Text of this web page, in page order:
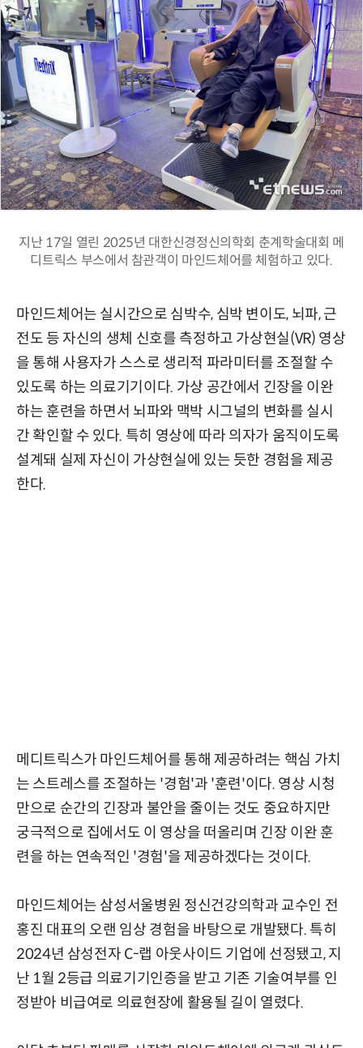
지난 17일 열린 2025년 대한신경정신의학회 춘계학술대회 메
디트릭스 부스에서 참관객이 마인드체어를 체험하고 있다.
마인드체어는 실시간으로 심박수, 심박 변이도, 뇌파, 근
전도 등 자신의 생체 신호를 측정하고 가상현실(VR) 영상
을 통해 사용자가 스스로 생리적 파라미터를 조절할 수
있도록 하는 의료기기이다. 가상 공간에서 긴장을 이완
하는 훈련을 하면서 뇌파와 맥박 시그널의 변화를 실시
간 확인할 수 있다. 특히 영상에 따라 의자가 움직이도록
설계돼 실제 자신이 가상현실에 있는 듯한 경험을 제공
한다.
메디트릭스가 마인드체어를 통해 제공하려는 핵심 가치
는 스트레스를 조절하는 '경험'과 '훈련'이다. 영상 시청
만으로 순간의 긴장과 불안을 줄이는 것도 중요하지만
궁극적으로 집에서도 이 영상을 떠올리며 긴장 이완 훈
련을 하는 연속적인 '경험'을 제공하겠다는 것이다.
마인드체어는 삼성서울병원 정신건강의학과 교수인 전
홍진 대표의 오랜 임상 경험을 바탕으로 개발됐다. 특히
2024년 삼성전자 C-랩 아웃사이드 기업에 선정됐고, 지
난 1월 2등급 의료기기인증을 받고 기존 기술여부를 인
정받아 비급여로 의료현장에 활용될 길이 열렸다.